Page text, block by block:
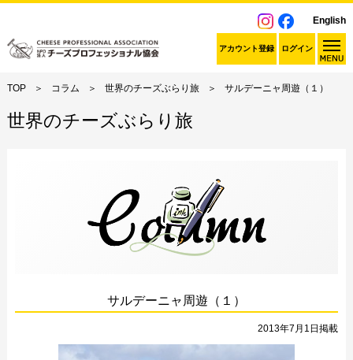
English
アカウント登録 ログイン
TOP コラム 世界のチーズぶらり旅 サルデーニャ周遊（１）
世界のチーズぶらり旅
サルデーニャ周遊（１）
2013年7月1日掲載